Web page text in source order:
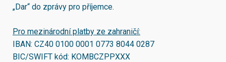
„Dar“ do zprávy pro příjemce.
Pro mezinárodní platby ze zahraničí:
IBAN: CZ40 0100 0001 0773 8044 0287
BIC/SWIFT kód: KOMBCZPPXXX